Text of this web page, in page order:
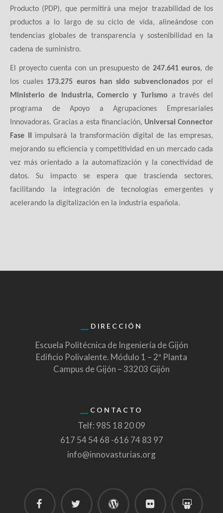
Producto (PDP), que permitirá una mejor trazabilidad de los
productos a lo largo de su ciclo de vida, alineándose con
tendencias globales de transparencia y sostenibilidad en la
cadena de suministro.
El proyecto cuenta con un presupuesto de 247.641 euros, de
los cuales 173.275 euros han sido subvencionadospor el
Ministerio de Industria, Comercio y Turismo a través del
programa de Apoyo a Agrupaciones Empresariales
Innovadoras. Gracias a esta financiación, Universal Connector
Fase II
impulsará la transformación digital de las empresas,
mejorando su eficiencia y competitividad en un mercado cada
vez más orientado a la automatización y la conectividad de
datos. Su impacto se espera que trascienda sectores,
facilitando la integración de tecnologías emergentes y
acelerando la digitalización en la industria española.
DIRECCIÓN
Escuela Politécnica de Ingeniería de Gijón
Edificio Polivalente. Módulo 1 – 2ª Planta
Campus de Gijón – 33203 Gijón
CONTACTO
Telf: 985 18 20 09
617 54 54 68 -616 74 83 97
info@innovasturias.org